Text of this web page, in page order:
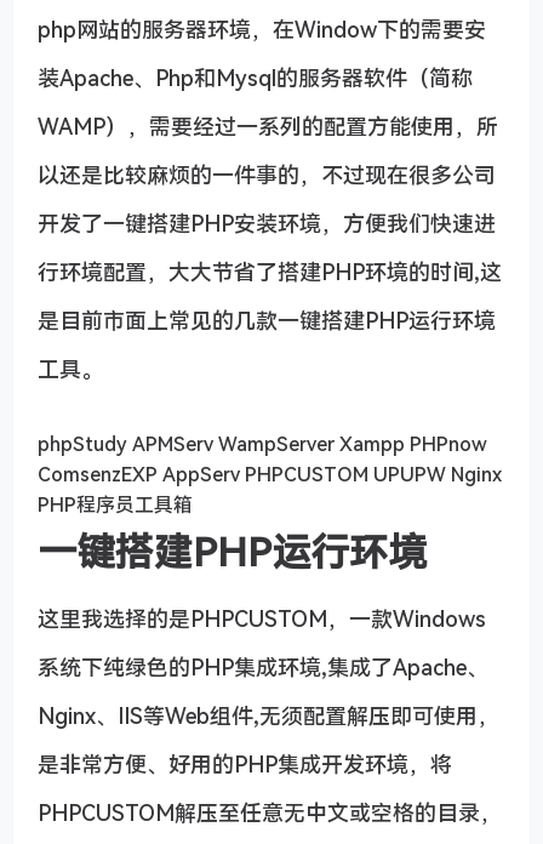
php网站的服务器环境，在Window下的需要安
装Apache、Php和Mysql的服务器软件（简称
WAMP），需要经过一系列的配置方能使用，所
以还是比较麻烦的一件事的，不过现在很多公司
开发了一键搭建PHP安装环境，方便我们快速进
行环境配置，大大节省了搭建PHP环境的时间,这
是目前市面上常见的几款一键搭建PHP运行环境
工具。
phpStudy APMServ WampServer Xampp PHPnow
ComsenzEXP AppServ PHPCUSTOM UPUPW Nginx
PHP程序员工具箱
一键搭建PHP运行环境
这里我选择的是PHPCUSTOM，一款Windows
系统下纯绿色的PHP集成环境,集成了Apache、
Nginx、IIS等Web组件,无须配置解压即可使用，
是非常方便、好用的PHP集成开发环境，将
PHPCUSTOM解压至任意无中文或空格的目录，